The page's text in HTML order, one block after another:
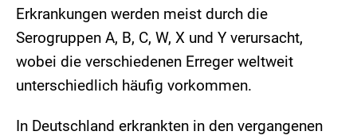
Erkrankungen werden meist durch die
Serogruppen A, B, C, W, X und Y verursacht,
wobei die verschiedenen Erreger weltweit
unterschiedlich häufig vorkommen.
In Deutschland erkrankten in den vergangenen